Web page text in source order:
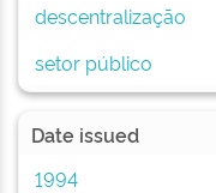
descentralização
setor público
Date issued
1994